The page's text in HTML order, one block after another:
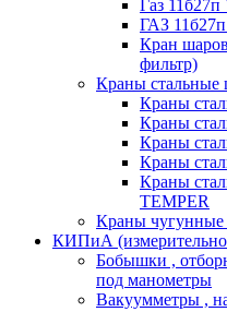
Газ
ГАЗ
Кран
фильтр)
Краны стальные
Краны
Краны
Краны
Краны
Краны
TEMPER
Краны
КИПиА
Бобышки ,
под манометры
Вакуумметры ,